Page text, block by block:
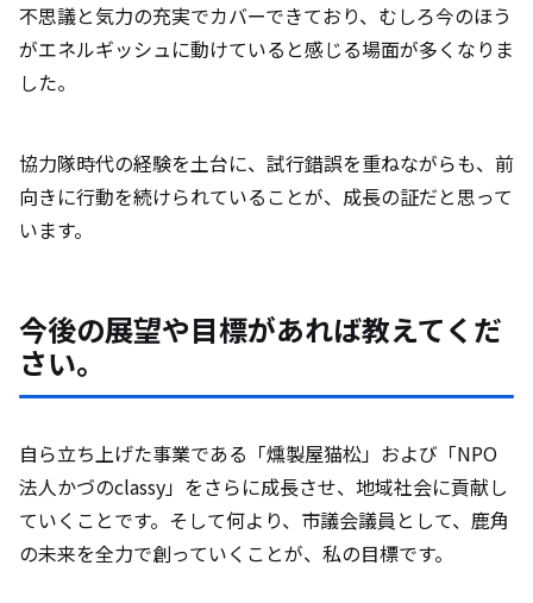
不思議と気力の充実でカバーできており、むしろ今のほう
がエネルギッシュに動けていると感じる場面が多くなりま
した。
協力隊時代の経験を土台に、試行錯誤を重ねながらも、前
向きに行動を続けられていることが、成長の証だと思って
います。
今後の展望や目標があれば教えてくだ
さい。
自ら立ち上げた事業である「燻製屋猫松」および「NPO
法人かづのclassy」をさらに成長させ、地域社会に貢献し
ていくことです。そして何より、市議会議員として、鹿角
の未来を全力で創っていくことが、私の目標です。